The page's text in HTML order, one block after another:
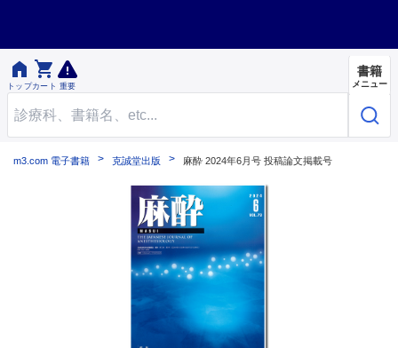

トップ

カート 重要
書籍
メニュー
m3.com 電子書籍 克誠堂出版 麻酔 2024年6月号 投稿論文掲載号